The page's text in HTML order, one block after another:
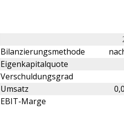
Bilanzierungsmethode
Eigenkapitalquote
Verschuldungsgrad
Umsatz
EBIT-Marge